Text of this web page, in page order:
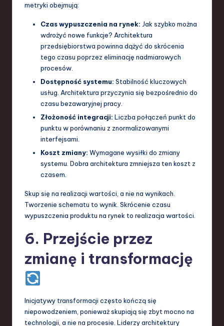
metryki obejmują:
Czas wypuszczenia na rynek: Jak szybko można
wdrożyć nowe funkcje? Architektura
przedsiębiorstwa powinna dążyć do skrócenia
tego czasu poprzez eliminację nadmiarowych
procesów.
Dostępność systemu: Stabilność kluczowych
usług. Architektura przyczynia się bezpośrednio do
czasu bezawaryjnej pracy.
Złożoność integracji: Liczba połączeń punkt do
punktu w porównaniu z znormalizowanymi
interfejsami.
Koszt zmiany: Wymagane wysiłki do zmiany
systemu. Dobra architektura zmniejsza ten koszt z
czasem.
Skup się na realizacji wartości, a nie na wynikach.
Tworzenie schematu to wynik. Skrócenie czasu
wypuszczenia produktu na rynek to realizacja wartości.
6. Przejście przez
zmianę i transformację
Inicjatywy transformacji często kończą się
niepowodzeniem, ponieważ skupiają się zbyt mocno na
technologii, a nie na procesie. Liderzy architektury